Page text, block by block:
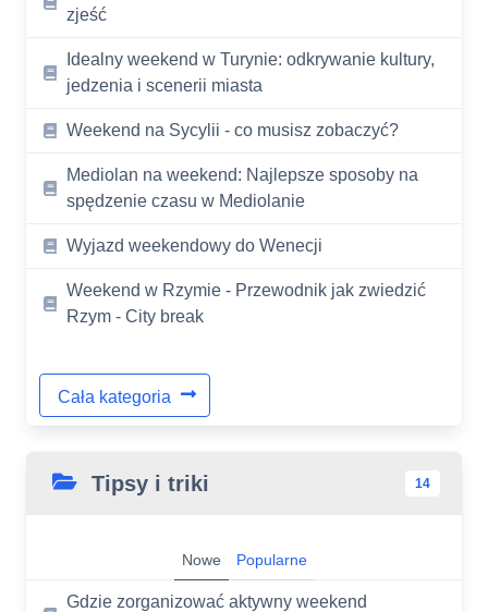
zjeść
Idealny weekend w Turynie: odkrywanie kultury,
jedzenia i scenerii miasta
Weekend na Sycylii - co musisz zobaczyć?
Mediolan na weekend: Najlepsze sposoby na
spędzenie czasu w Mediolanie
Wyjazd weekendowy do Wenecji
Weekend w Rzymie - Przewodnik jak zwiedzić
Rzym - City break
Cała kategoria
Tipsy i triki 14
Nowe Popularne
Gdzie zorganizować aktywny weekend